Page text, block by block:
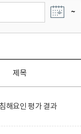
~
제목
해요인 평가 결과